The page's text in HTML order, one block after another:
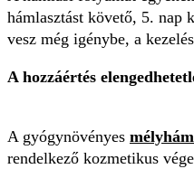
hámlasztást követő, 5. nap
vesz még igénybe, a
A hozzáértés
A gyógynövényes
rendelkező kozmetikus